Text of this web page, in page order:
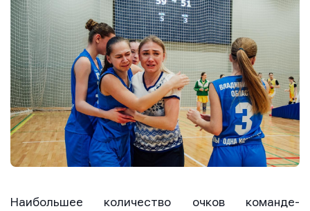
Наибольшее количество очков команде-